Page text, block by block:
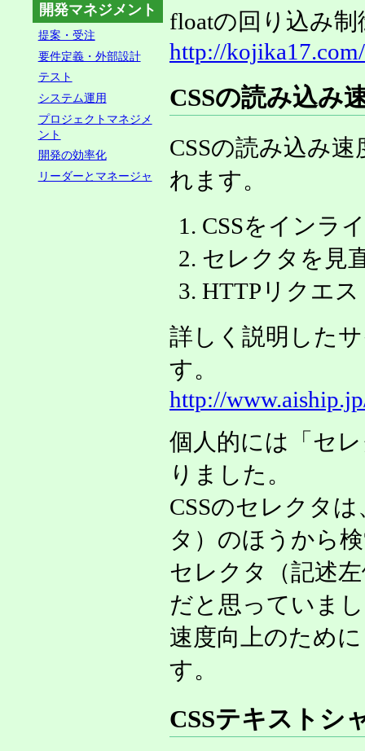
開発マネジメント
提案・受注
要件定義・外部設計
テスト
システム運用
プロジェクトマネジメ
ント
開発の効率化
リーダーとマネージャ
floatの回り込み
http://
CSSの読み込み
CSSの読み込み
れます。
CSSをインラ
セレクタを見
HTTPリクエ
詳しく説明した
す。
http://
個人的には「セ
りました。
CSSのセレクタ
タ）のほうから
セレクタ（記述
だと思っていま
速度向上のため
す。
CSSテキストシ